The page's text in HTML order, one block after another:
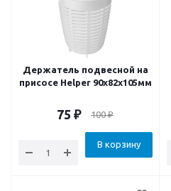
Держатель подвесной на
присосе Helper 90x82x105мм
75 ₽ 100₽
В корзину